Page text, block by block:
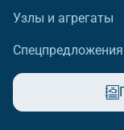
Узлы и агрегаты
Спецпредложения